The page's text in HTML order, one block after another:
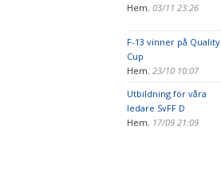
Hem, 03/11 23:26
F-13 vinner på Quality
Cup
Hem, 23/10 10:07
Utbildning för våra
ledare SvFF D
Hem, 17/09 21:09